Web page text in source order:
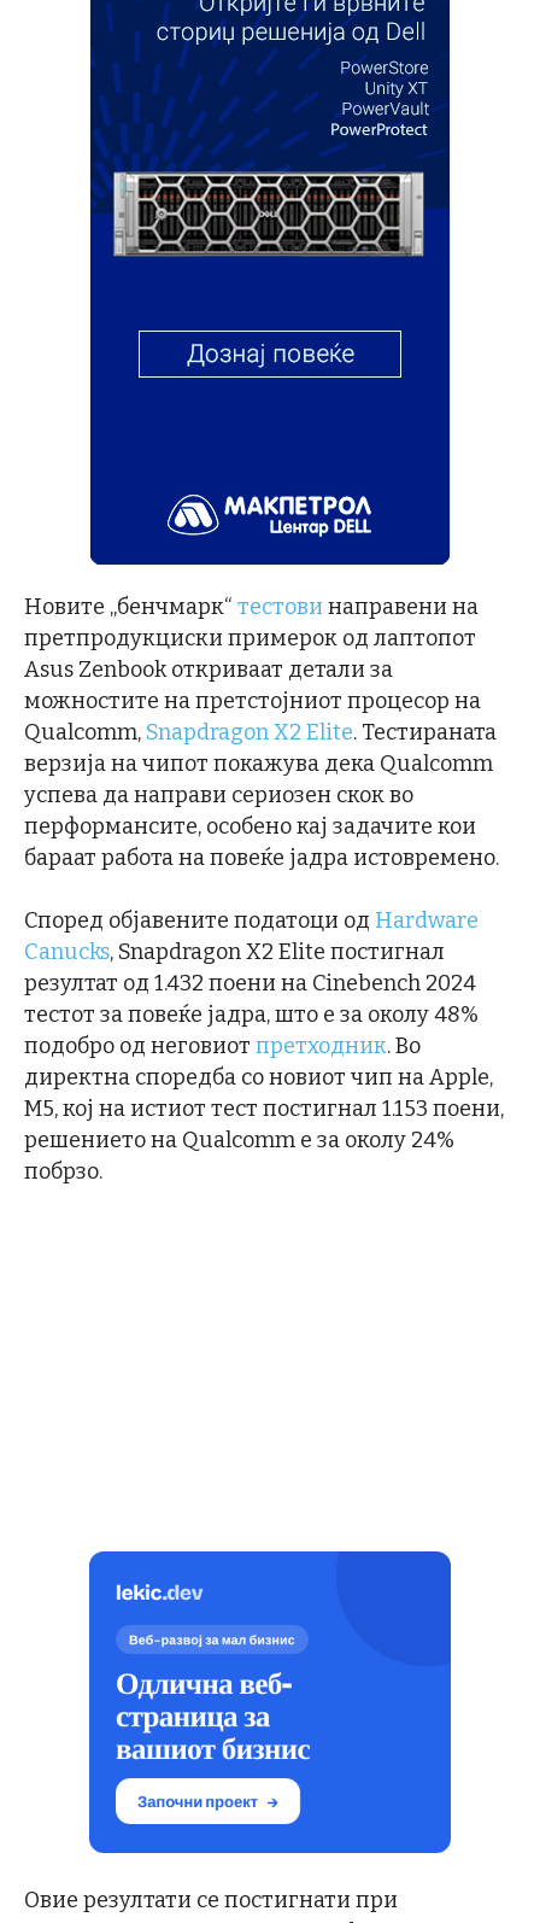
Новите „бенчмарк“ тестови направени на
претпродукциски примерок од лаптопот
Asus Zenbook откриваат детали за
можностите на претстојниот процесор на
Qualcomm, Snapdragon X2 Elite. Тестираната
верзија на чипот покажува дека Qualcomm
успева да направи сериозен скок во
перформансите, особено кај задачите кои
бараат работа на повеќе јадра истовремено.
Според објавените податоци од Hardware
Canucks, Snapdragon X2 Elite постигнал
резултат од 1.432 поени на Cinebench 2024
тестот за повеќе јадра, што е за околу 48%
подобро од неговиот претходник. Во
директна споредба со новиот чип на Apple,
M5, кој на истиот тест постигнал 1.153 поени,
решението на Qualcomm е за околу 24%
побрзо.
Овие резултати се постигнати при